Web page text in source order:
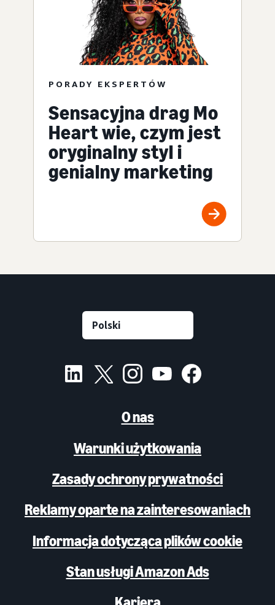
PORADY EKSPERTÓW
Sensacyjna drag Mo
Heart wie, czym jest
oryginalny styl i
genialny marketing
O nas
Warunki użytkowania
Zasady ochrony prywatności
Reklamy oparte na zainteresowaniach
Informacja dotycząca plików cookie
Stan usługi Amazon Ads